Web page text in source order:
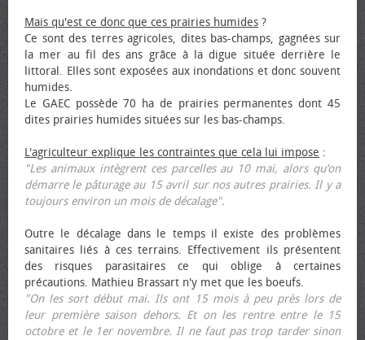
Mais qu'est ce donc que ces prairies humides ?
Ce sont des terres agricoles, dites bas-champs, gagnées sur
la mer au fil des ans grâce à la digue située derrière le
littoral. Elles sont exposées aux inondations et donc souvent
humides.
Le GAEC possède 70 ha de prairies permanentes dont 45
dites prairies humides situées sur les bas-champs.
L'agriculteur explique les contraintes que cela lui impose :
"Les animaux intègrent ces parcelles au 10 mai, alors qu’on
démarre le pâturage au 15 avril sur nos autres prairies. Il y a
toujours environ un mois de décalage".
Outre le décalage dans le temps il existe des problèmes
sanitaires liés à ces terrains. Effectivement ils présentent
des risques parasitaires ce qui oblige à certaines
précautions. Mathieu Brassart n'y met que les bœufs.
"On les sort début mai. Ils ont 15 mois à peu près lors de
leur première saison dehors. Et on les rentre entre le 15
octobre et le 1er novembre. Il ne faut pas trop tarder sinon